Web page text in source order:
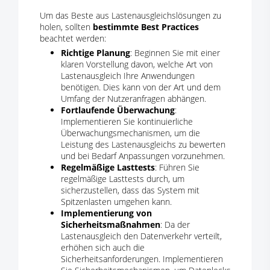
Um das Beste aus Lastenausgleichslösungen zu
holen, sollten bestimmte Best Practices
beachtet werden:
Richtige Planung: Beginnen Sie mit einer
klaren Vorstellung davon, welche Art von
Lastenausgleich Ihre Anwendungen
benötigen. Dies kann von der Art und dem
Umfang der Nutzeranfragen abhängen.
Fortlaufende Überwachung:
Implementieren Sie kontinuierliche
Überwachungsmechanismen, um die
Leistung des Lastenausgleichs zu bewerten
und bei Bedarf Anpassungen vorzunehmen.
Regelmäßige Lasttests: Führen Sie
regelmäßige Lasttests durch, um
sicherzustellen, dass das System mit
Spitzenlasten umgehen kann.
Implementierung von
Sicherheitsmaßnahmen: Da der
Lastenausgleich den Datenverkehr verteilt,
erhöhen sich auch die
Sicherheitsanforderungen. Implementieren